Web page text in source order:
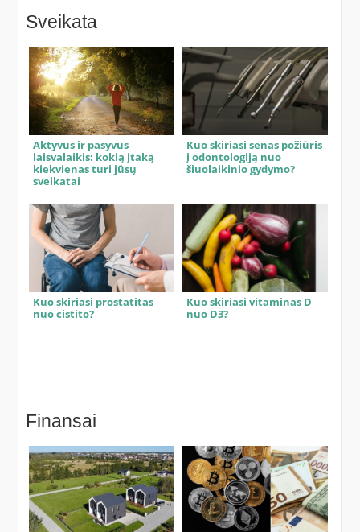
Sveikata
Aktyvus ir pasyvus
laisvalaikis: kokią įtaką
kiekvienas turi jūsų
sveikatai
Kuo skiriasi senas požiūris
į odontologiją nuo
šiuolaikinio gydymo?
Kuo skiriasi prostatitas
nuo cistito?
Kuo skiriasi vitaminas D
nuo D3?
Finansai